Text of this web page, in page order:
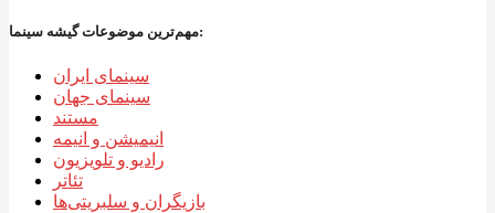
مهم‌ترین موضوعات گیشه سینما:
سینمای ایران
سینمای جهان
مستند
انیمیشن و انیمه
رادیو و تلویزیون
تئاتر
بازیگران و سلبریتی‌ها